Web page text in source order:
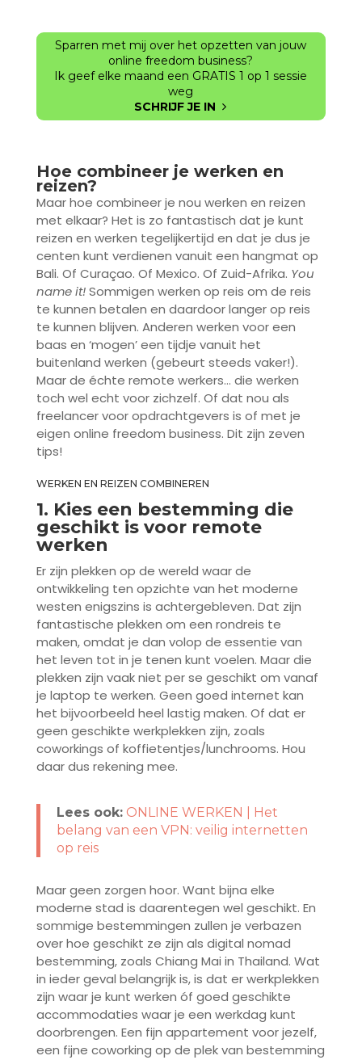
Sparren met mij over het opzetten van jouw
online freedom business?
Ik geef elke maand een GRATIS 1 op 1 sessie
weg
SCHRIJF JE IN
Hoe combineer je werken en
reizen?
Maar hoe combineer je nou werken en reizen
met elkaar? Het is zo fantastisch dat je kunt
reizen en werken tegelijkertijd en dat je dus je
centen kunt verdienen vanuit een hangmat op
Bali. Of Curaçao. Of Mexico. Of Zuid-Afrika. You
name it!Sommigen werken op reis om de reis
te kunnen betalen en daardoor langer op reis
te kunnen blijven. Anderen werken voor een
baas en ‘mogen’ een tijdje vanuit het
buitenland werken (gebeurt steeds vaker!).
Maar de échte remote werkers… die werken
toch wel echt voor zichzelf. Of dat nou als
freelancer voor opdrachtgevers is of met je
eigen online freedom business. Dit zijn zeven
tips!
WERKEN EN REIZEN COMBINEREN
1. Kies een bestemming die
geschikt is voor remote
werken
Er zijn plekken op de wereld waar de
ontwikkeling ten opzichte van het moderne
westen enigszins is achtergebleven. Dat zijn
fantastische plekken om een rondreis te
maken, omdat je dan volop de essentie van
het leven tot in je tenen kunt voelen. Maar die
plekken zijn vaak niet per se geschikt om vanaf
je laptop te werken. Geen goed internet kan
het bijvoorbeeld heel lastig maken. Of dat er
geen geschikte werkplekken zijn, zoals
coworkings of koffietentjes/lunchrooms. Hou
daar dus rekening mee.
Lees ook: ONLINE WERKEN | Het
belang van een VPN: veilig internetten
op reis
Maar geen zorgen hoor. Want bijna elke
moderne stad is daarentegen wel geschikt. En
sommige bestemmingen zullen je verbazen
over hoe geschikt ze zijn als digital nomad
bestemming, zoals Chiang Mai in Thailand. Wat
in ieder geval belangrijk is, is dat er werkplekken
zijn waar je kunt werken óf goed geschikte
accommodaties waar je een werkdag kunt
doorbrengen. Een fijn appartement voor jezelf,
een fijne coworking op de plek van bestemming